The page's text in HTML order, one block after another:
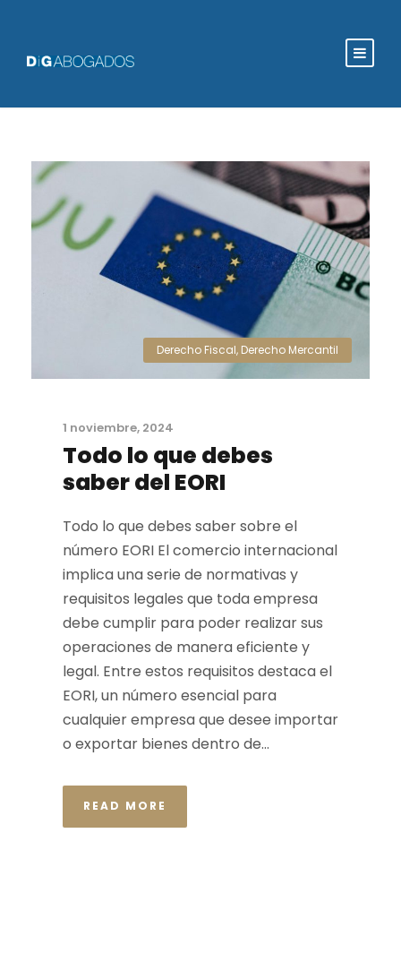
Derecho Fiscal, Derecho Mercantil
1 noviembre, 2024
Todo lo que debes
saber del EORI
Todo lo que debes saber sobre el
número EORI El comercio internacional
implica una serie de normativas y
requisitos legales que toda empresa
debe cumplir para poder realizar sus
operaciones de manera eficiente y
legal. Entre estos requisitos destaca el
EORI, un número esencial para
cualquier empresa que desee importar
o exportar bienes dentro de...
READ MORE